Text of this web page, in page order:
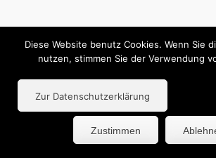
Diese Website benutz Cookies. Wenn Sie
nutzen, stimmen Sie der Verwendung
Zur Datenschutzerklärung
Zustimmen